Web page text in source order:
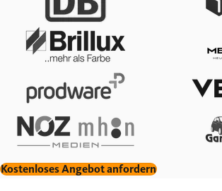
Kostenloses Angebot anfordern